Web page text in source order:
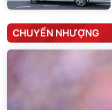
CHUYỂN NHƯỢNG